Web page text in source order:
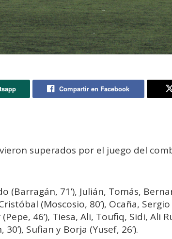
Compartir en Facebook
superados por el juego del
(Barragán, 71’), Julián, Tomás,
(Moscosio, 80’), Ocaña, Sergio
46’), Tiesa, Ali, Toufiq, Sidi, Ali
Sufian y Borja (Yusef, 26’).